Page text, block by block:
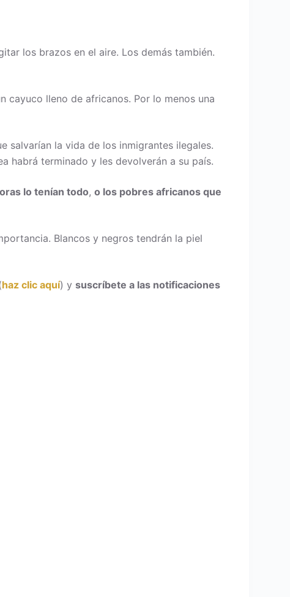
los brazos en el aire. Los demás también.
cayuco lleno de africanos. Por lo menos una
salvarían la vida de los inmigrantes ilegales.
habrá terminado y les devolverán a su país.
lo tenían todo,o los pobres africanos que
Blancos y negros tendrán la piel
haz clic aquí) ysuscríbete a las notificaciones